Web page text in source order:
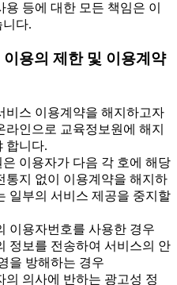
용 등에 대한 모든 책임은 이
니다.
용의 제한 및 이용계약
스 이용계약을 해지하고자
라인으로 교육정보원에 해지
합니다.
이용자가 다음 각 호에 해당
통지 없이 이용계약을 해지하
일부의 서비스 제공을 중지할
이용자번호를 사용한 경우
정보를 전송하여 서비스의 안
을 방해하는 경우
의 의사에 반하는 광고성 정